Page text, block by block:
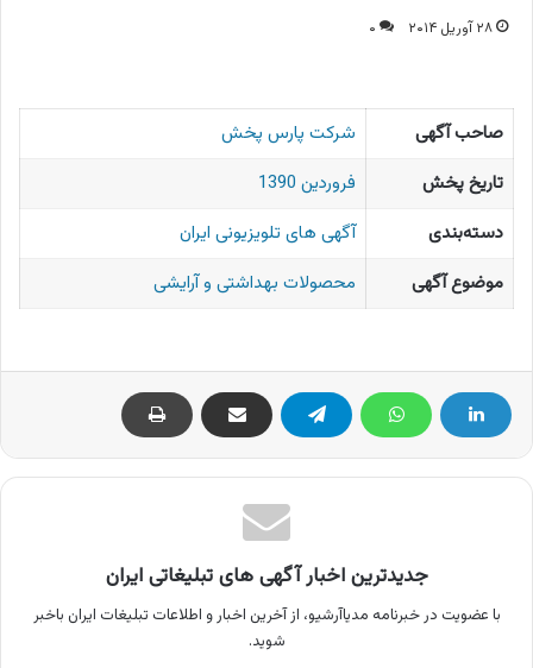
۲۸ آوریل ۲۰۱۴ ۰
صاحب آگهی
شرکت پارس پخش
تاریخ پخش
فروردین 1390
دسته‌بندی
آگهی های تلویزیونی ایران
موضوع آگهی
محصولات بهداشتی و آرایشی
جدیدترین اخبار آگهی های تبلیغاتی ایران
با عضویت در خبرنامه مدیاآرشیو، از آخرین اخبار و اطلاعات تبلیغات ایران باخبر
شوید.